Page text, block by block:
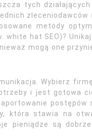
tych
zleceniodawców
metody
white hat SEO)?
mogą one
Wybierz
i jest gotowa
która stawia na
pieniądze są